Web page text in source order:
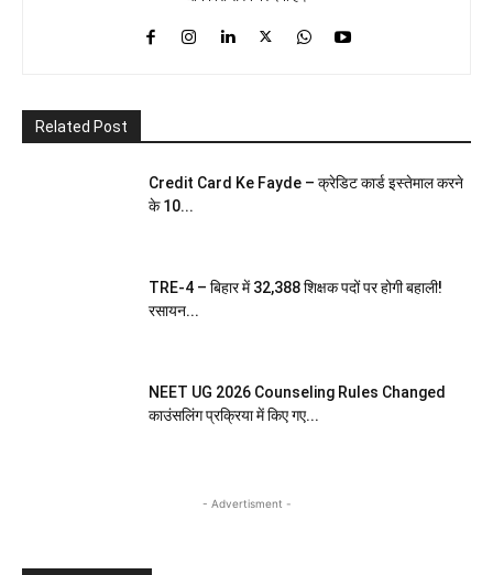
Related Post
Credit Card Ke Fayde – क्रेडिट कार्ड इस्तेमाल करने
के 10...
TRE-4 – बिहार में 32,388 शिक्षक पदों पर होगी बहाली!
रसायन...
NEET UG 2026 Counseling Rules Changed
काउंसलिंग प्रक्रिया में किए गए...
- Advertisment -